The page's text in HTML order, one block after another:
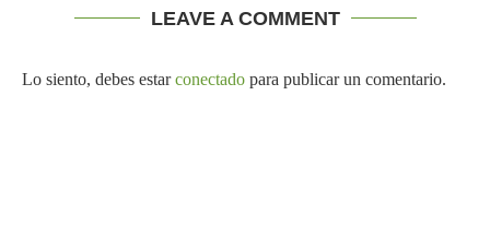
LEAVE A COMMENT
Lo siento, debes estarconectado para publicar un comentario.